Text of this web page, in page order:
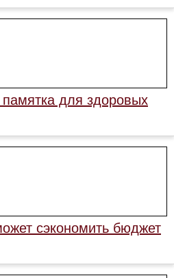
для здоровых
сэкономить бюджет